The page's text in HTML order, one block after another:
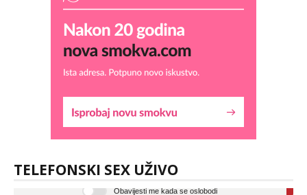
TELEFONSKI SEX UŽIVO
tel:0,93€ - mob:1,12€ min